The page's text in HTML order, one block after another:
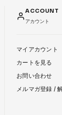
ACCOUNT
アカウント
マイアカウント
カートを見る
お問い合わせ
メルマガ登録 /